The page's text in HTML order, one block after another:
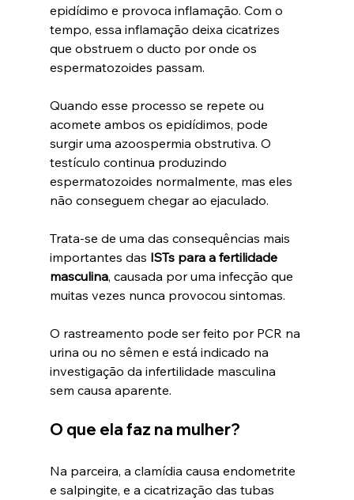
epidídimo e provoca inflamação. Com o
tempo, essa inflamação deixa cicatrizes
que obstruem o ducto por onde os
espermatozoides passam.
Quando esse processo se repete ou
acomete ambos os epidídimos, pode
surgir uma azoospermia obstrutiva. O
testículo continua produzindo
espermatozoides normalmente, mas eles
não conseguem chegar ao ejaculado.
Trata-se de uma das consequências mais
importantes das ISTs para a fertilidade
masculina, causada por uma infecção que
muitas vezes nunca provocou sintomas.
O rastreamento pode ser feito por PCR na
urina ou no sêmen e está indicado na
investigação da infertilidade masculina
sem causa aparente.
O que ela faz na mulher?
Na parceira, a clamídia causa endometrite
e salpingite, e a cicatrização das tubas